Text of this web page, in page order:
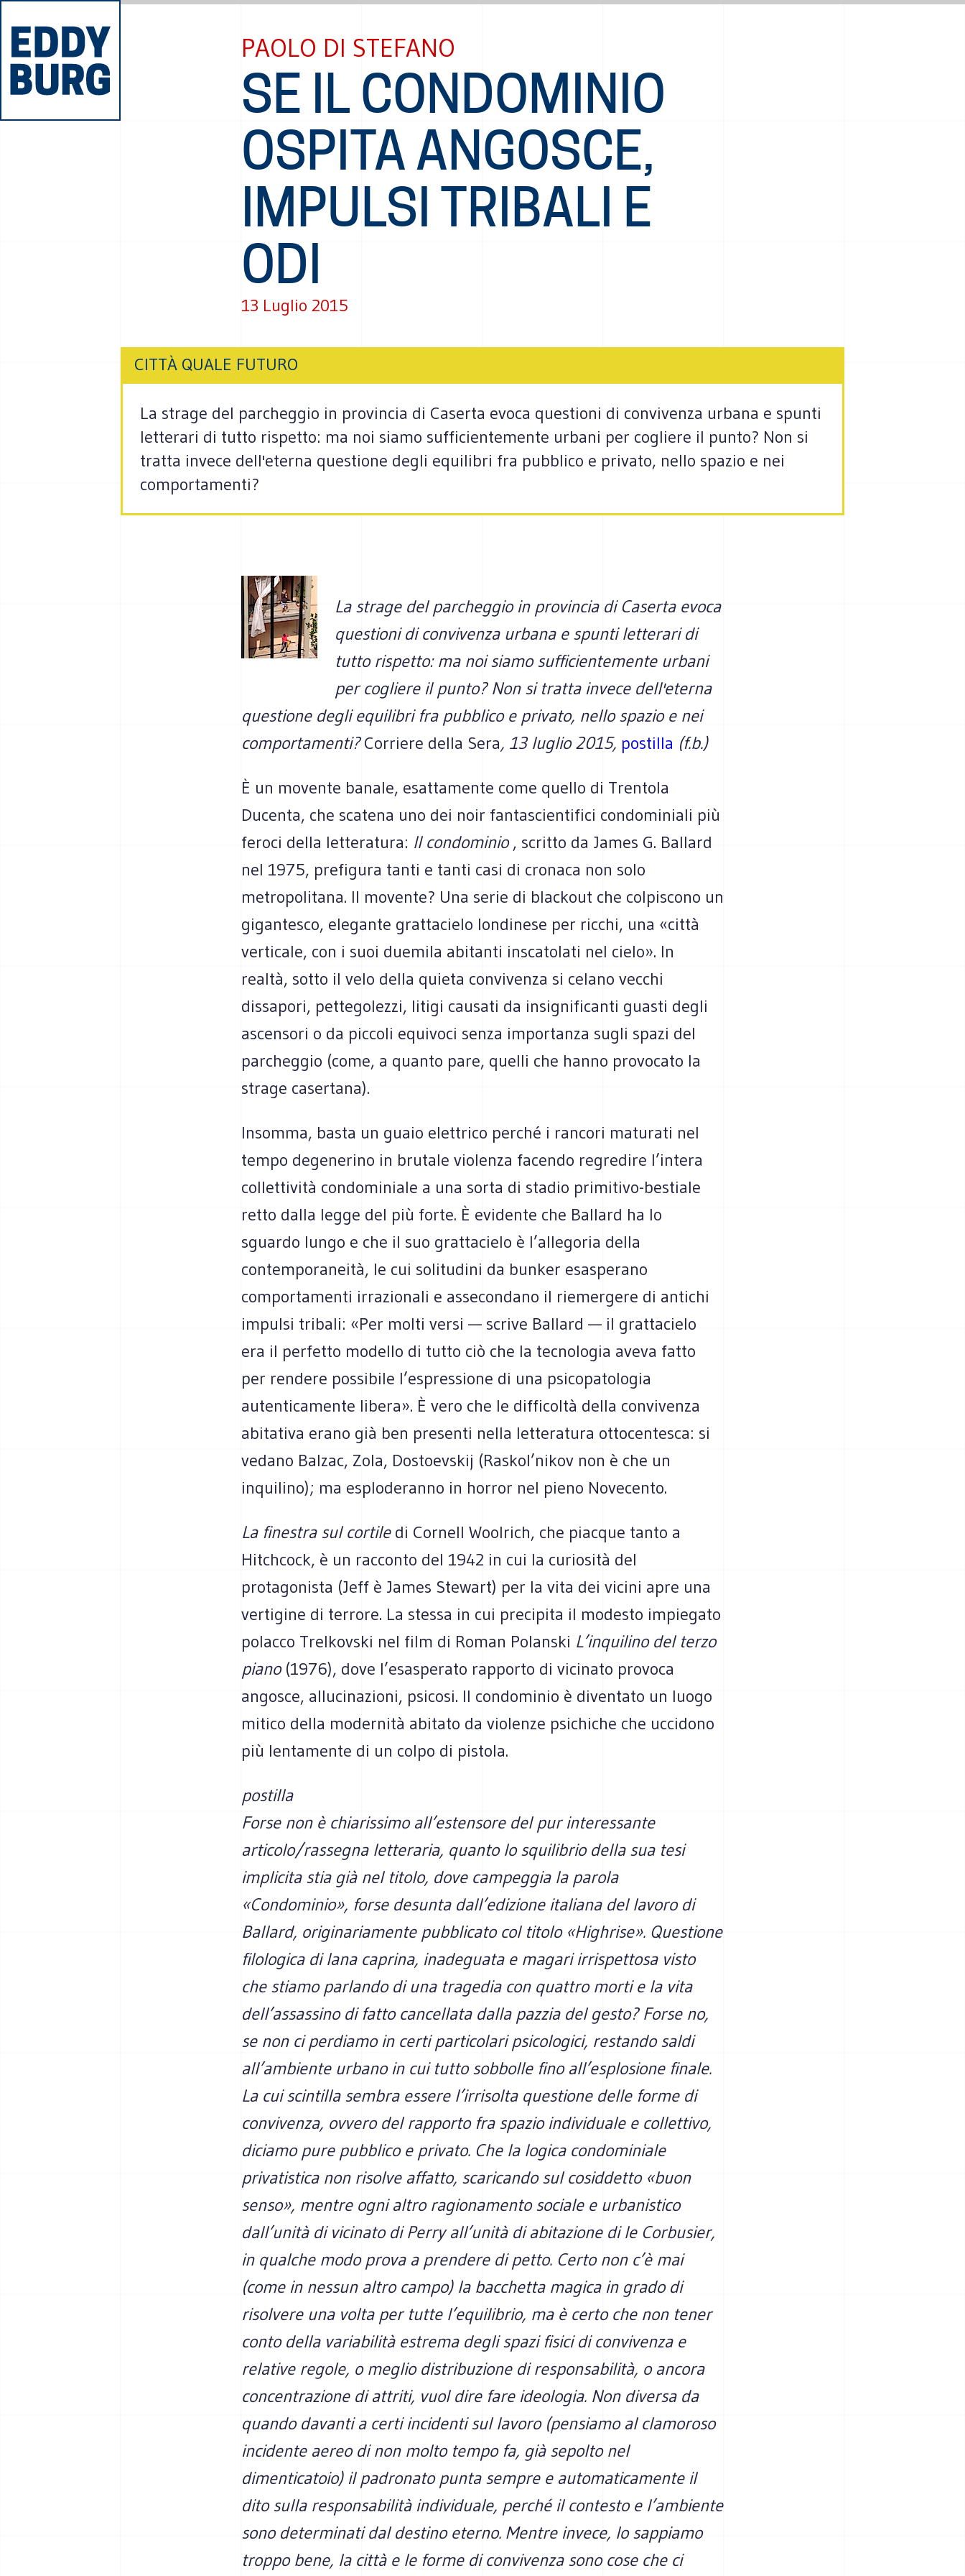
PAOLO DI STEFANO
SE IL CONDOMINIO
OSPITA ANGOSCE,
IMPULSI TRIBALI E
ODI
13 Luglio 2015
CITTÀ QUALE FUTURO
La strage del parcheggio in provincia di Caserta evoca questioni di convivenza urbana e spunti
letterari di tutto rispetto: ma noi siamo sufficientemente urbani per cogliere il punto? Non si
tratta invece dell'eterna questione degli equilibri fra pubblico e privato, nello spazio e nei
comportamenti?
La strage del parcheggio in provincia di Caserta evoca
questioni di convivenza urbana e spunti letterari di
tutto rispetto: ma noi siamo sufficientemente urbani
per cogliere il punto? Non si tratta invece dell'eterna
questione degli equilibri fra pubblico e privato, nello spazio e nei
comportamenti?Corriere della Sera, 13 luglio 2015, postilla (f.b.)
È un movente banale, esattamente come quello di Trentola
Ducenta, che scatena uno dei noir fantascientifici condominiali più
feroci della letteratura: Il condominio, scritto da James G. Ballard
nel 1975, prefigura tanti e tanti casi di cronaca non solo
metropolitana. Il movente? Una serie di blackout che colpiscono un
gigantesco, elegante grattacielo londinese per ricchi, una «città
verticale, con i suoi duemila abitanti inscatolati nel cielo». In
realtà, sotto il velo della quieta convivenza si celano vecchi
dissapori, pettegolezzi, litigi causati da insignificanti guasti degli
ascensori o da piccoli equivoci senza importanza sugli spazi del
parcheggio (come, a quanto pare, quelli che hanno provocato la
strage casertana).
Insomma, basta un guaio elettrico perché i rancori maturati nel
tempo degenerino in brutale violenza facendo regredire l’intera
collettività condominiale a una sorta di stadio primitivo-bestiale
retto dalla legge del più forte. È evidente che Ballard ha lo
sguardo lungo e che il suo grattacielo è l’allegoria della
contemporaneità, le cui solitudini da bunker esasperano
comportamenti irrazionali e assecondano il riemergere di antichi
impulsi tribali: «Per molti versi — scrive Ballard — il grattacielo
era il perfetto modello di tutto ciò che la tecnologia aveva fatto
per rendere possibile l’espressione di una psicopatologia
autenticamente libera». È vero che le difficoltà della convivenza
abitativa erano già ben presenti nella letteratura ottocentesca: si
vedano Balzac, Zola, Dostoevskij (Raskol’nikov non è che un
inquilino); ma esploderanno in horror nel pieno Novecento.
La finestra sul cortiledi Cornell Woolrich, che piacque tanto a
Hitchcock, è un racconto del 1942 in cui la curiosità del
protagonista (Jeff è James Stewart) per la vita dei vicini apre una
vertigine di terrore. La stessa in cui precipita il modesto impiegato
polacco Trelkovski nel film di Roman Polanski L’inquilino del terzo
piano(1976), dove l’esasperato rapporto di vicinato provoca
angosce, allucinazioni, psicosi. Il condominio è diventato un luogo
mitico della modernità abitato da violenze psichiche che uccidono
più lentamente di un colpo di pistola.
postilla
Forse non è chiarissimo all’estensore del pur interessante
articolo/rassegna letteraria, quanto lo squilibrio della sua tesi
implicita stia già nel titolo, dove campeggia la parola
«Condominio», forse desunta dall’edizione italiana del lavoro di
Ballard, originariamente pubblicato col titolo «Highrise». Questione
filologica di lana caprina, inadeguata e magari irrispettosa visto
che stiamo parlando di una tragedia con quattro morti e la vita
dell’assassino di fatto cancellata dalla pazzia del gesto? Forse no,
se non ci perdiamo in certi particolari psicologici, restando saldi
all’ambiente urbano in cui tutto sobbolle fino all’esplosione finale.
La cui scintilla sembra essere l’irrisolta questione delle forme di
convivenza, ovvero del rapporto fra spazio individuale e collettivo,
diciamo pure pubblico e privato. Che la logica condominiale
privatistica non risolve affatto, scaricando sul cosiddetto «buon
senso», mentre ogni altro ragionamento sociale e urbanistico
dall’unità di vicinato di Perry all’unità di abitazione di le Corbusier,
in qualche modo prova a prendere di petto. Certo non c’è mai
(come in nessun altro campo) la bacchetta magica in grado di
risolvere una volta per tutte l’equilibrio, ma è certo che non tener
conto della variabilità estrema degli spazi fisici di convivenza e
relative regole, o meglio distribuzione di responsabilità, o ancora
concentrazione di attriti, vuol dire fare ideologia. Non diversa da
quando davanti a certi incidenti sul lavoro (pensiamo al clamoroso
incidente aereo di non molto tempo fa, già sepolto nel
dimenticatoio) il padronato punta sempre e automaticamente il
dito sulla responsabilità individuale, perché il contesto e l’ambiente
sono determinati dal destino eterno. Mentre invece, lo sappiamo
troppo bene, la città e le forme di convivenza sono cose che ci